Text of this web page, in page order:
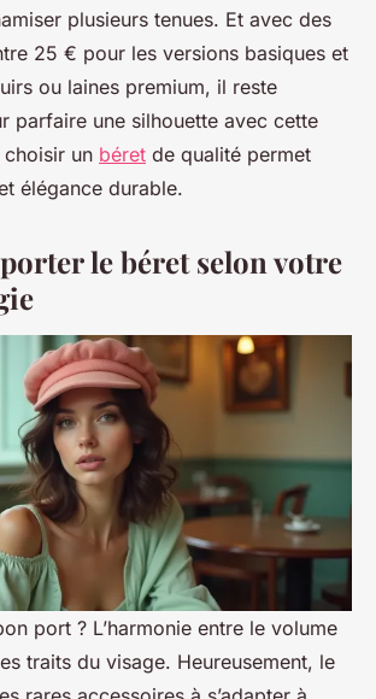
plusieurs tenues. Et avec des
25 € pour les versions basiques et
ou laines premium, il reste
parfaire une silhouette avec cette
un béret de qualité permet
élégance durable.
le béret selon votre
port ? L’harmonie entre le volume
traits du visage. Heureusement, le